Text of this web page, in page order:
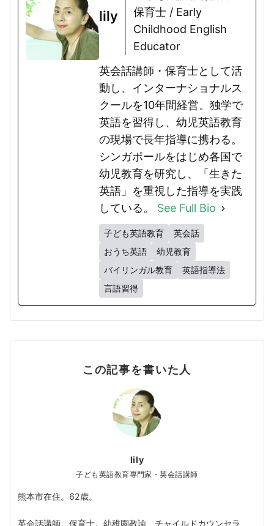
lily
保育士 / Early
Childhood English
Educator
英会話講師・保育士として活
動し、インターナショナルス
クールを10年間経営。独学で
英語を習得し、幼児英語教育
の現場で長年指導に携わる。
シンガポールをはじめ各国で
幼児教育を研究し、「生きた
英語」を重視した指導を実践
している。 See Full Bio
子ども英語教育
英会話
おうち英語
幼児教育
バイリンガル教育
英語指導法
言語習得
この記事を書いた人
lily
子ども英語教育専門家・英会話講師
熊本市在住。62歳。
英会話講師、保育士。幼稚園教諭、チャイルドカウンセラ